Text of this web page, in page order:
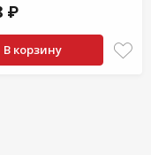
₽
В корзину